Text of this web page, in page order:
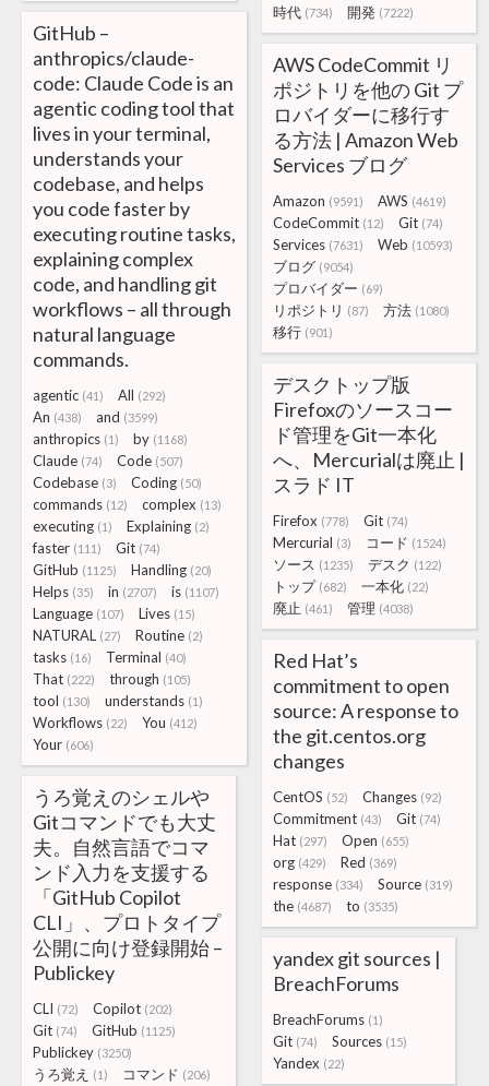
時代 (734) 開発 (7222)
GitHub –
anthropics/claude-
code: Claude Code is an
agentic coding tool that
lives in your terminal,
understands your
codebase, and helps
you code faster by
executing routine tasks,
explaining complex
code, and handling git
workflows – all through
natural language
commands.
agentic (41) All (292)
An (438) and (3599)
anthropics (1) by (1168)
Claude (74) Code (507)
Codebase (3) Coding (50)
commands (12) complex (13)
executing (1) Explaining (2)
faster (111) Git (74)
GitHub (1125) Handling (20)
Helps (35) in (2707) is (1107)
Language (107) Lives (15)
NATURAL (27) Routine (2)
tasks (16) Terminal (40)
That (222) through (105)
tool (130) understands (1)
Workflows (22) You (412)
Your (606)
AWS CodeCommit リ
ポジトリを他の Git プ
ロバイダーに移行す
る方法 | Amazon Web
Services ブログ
Amazon (9591) AWS (4619)
CodeCommit (12) Git (74)
Services (7631) Web (10593)
ブログ (9054)
プロバイダー (69)
リポジトリ (87) 方法 (1080)
移行 (901)
デスクトップ版
Firefoxのソースコー
ド管理をGit一本化
へ、Mercurialは廃止 |
スラド IT
Firefox (778) Git (74)
Mercurial (3) コード (1524)
ソース (1235) デスク (122)
トップ (682) 一本化 (22)
廃止 (461) 管理 (4038)
Red Hat’s
commitment to open
source: A response to
the git.centos.org
changes
CentOS (52) Changes (92)
Commitment (43) Git (74)
Hat (297) Open (655)
org (429) Red (369)
response (334) Source (319)
the (4687) to (3535)
うろ覚えのシェルや
Gitコマンドでも大丈
夫。自然言語でコマ
ンド入力を支援する
「GitHub Copilot
CLI」、プロトタイプ
公開に向け登録開始 –
Publickey
CLI (72) Copilot (202)
Git (74) GitHub (1125)
Publickey (3250)
うろ覚え (1) コマンド (206)
yandex git sources |
BreachForums
BreachForums (1)
Git (74) Sources (15)
Yandex (22)